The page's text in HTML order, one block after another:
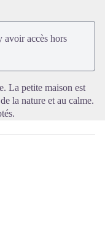
en plein écran
avoir accès hors
La petite maison est
la nature et au calme.